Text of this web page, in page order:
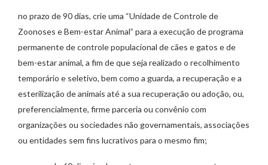
no prazo de 90 dias, crie uma “Unidade de Controle de
Zoonoses e Bem-estar Animal” para a execução de programa
permanente de controle populacional de cães e gatos e de
bem-estar animal, a fim de que seja realizado o recolhimento
temporário e seletivo, bem como a guarda, a recuperação e a
esterilização de animais até a sua recuperação ou adoção, ou,
preferencialmente, firme parceria ou convênio com
organizações ou sociedades não governamentais, associações
ou entidades sem fins lucrativos para o mesmo fim;